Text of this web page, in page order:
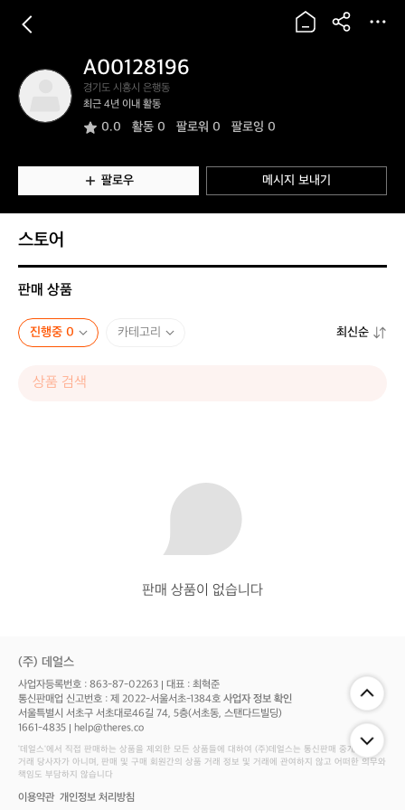
A
0
0
8
9
6
A00128196
경기도 시흥시 은행동
최근 4년 이내 활동
0.0 활동 0 팔로워 0 팔로잉 0
팔로우 메시지 보내기
스토어
판매 상품
진행중 0 카테고리 최신순
판매 상품이 없습니다
(주) 데얼스
사업자등록번호 : 863-87-02263 대표 : 최혁준
통신판매업 신고번호 : 제 2022-서울서초-1384호 사업자 정보 확인
서울특별시 서초구 서초대로46길 74, 5층(서초동, 스탠다드빌딩)
1661-4835 help@theres.co
‘데얼스'에서 직접 판매하는 상품을 제외한 모든 상품들에 대하여 (주)데얼스는 통신판매 중개자로서
거래 당사자가 아니며, 판매 및 구매 회원간의 상품 거래 정보 및 거래에 관여하지 않고 어떠한 의무와
책임도 부담하지 않습니다
이용약관 개인정보 처리방침